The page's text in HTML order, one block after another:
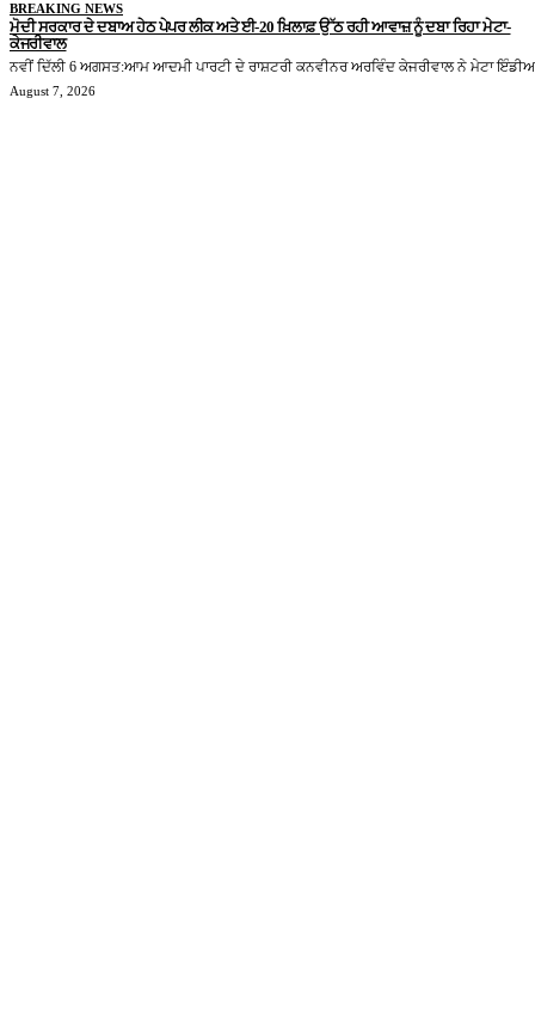
BREAKING NEWS
ਮੋਦੀ ਸਰਕਾਰ ਦੇ ਦਬਾਅ ਹੇਠ ਪੇਪਰ ਲੀਕ ਅਤੇ ਈ-20 ਖ਼ਿਲਾਫ਼ ਉੱਠ ਰਹੀ ਆਵਾਜ਼ ਨੂੰ ਦਬਾ ਰਿਹਾ ਮੇਟਾ-
ਕੇਜਰੀਵਾਲ
ਨਵੀਂ ਦਿੱਲੀ 6 ਅਗਸਤ:ਆਮ ਆਦਮੀ ਪਾਰਟੀ ਦੇ ਰਾਸ਼ਟਰੀ ਕਨਵੀਨਰ ਅਰਵਿੰਦ ਕੇਜਰੀਵਾਲ ਨੇ ਮੇਟਾ
August 7, 2026